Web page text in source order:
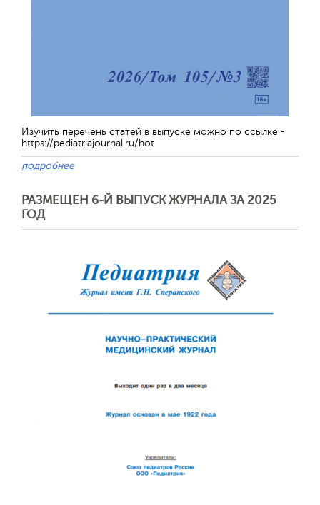
Изучить перечень статей в выпуске можно по ссылке -
https://pediatriajournal.ru/hot
подробнее
РАЗМЕЩЕН 6-Й ВЫПУСК ЖУРНАЛА ЗА 2025
ГОД